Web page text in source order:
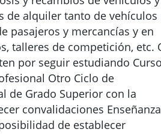
de alquiler tanto de vehículos
pasajeros y mercancías y en
talleres de competición, etc.
por seguir estudiando
Otro Ciclo de
de Grado Superior con la
convalidaciones
de establecer